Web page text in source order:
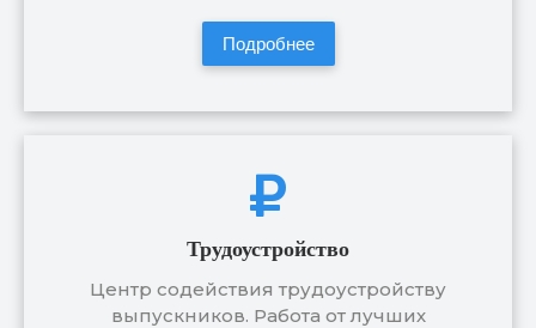
Подробнее
Трудоустройство
Центр содействия трудоустройству
выпускников. Работа от лучших